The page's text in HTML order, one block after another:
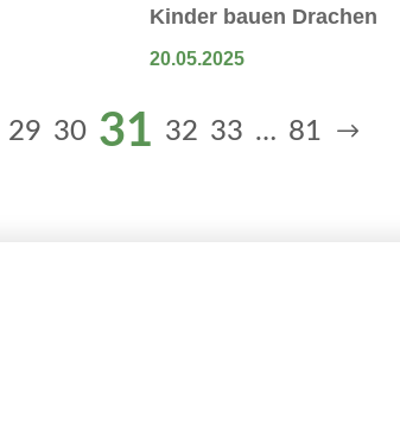
Kinder bauen Drachen
20.05.2025
29 30 31 32 33 … 81